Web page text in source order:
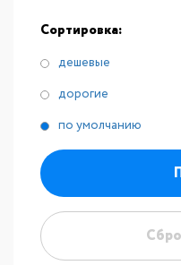
Сортировка:
дешевые
дорогие
по умолчанию